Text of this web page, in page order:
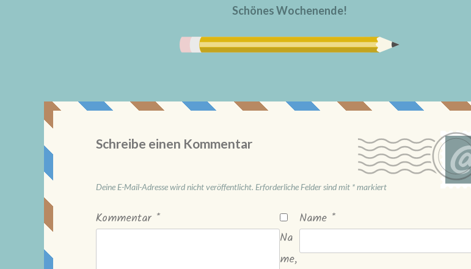
Schönes Wochenende!
Schreibe einen Kommentar
Deine E-Mail-Adresse wird nicht veröffentlicht. Erforderliche Felder sind mit *markiert
Kommentar * Name *
Na
me,